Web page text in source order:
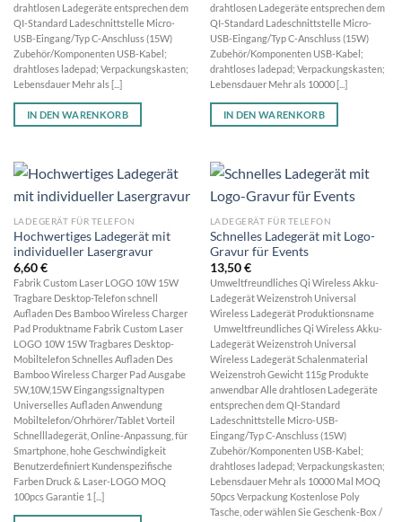
drahtlosen Ladegeräte entsprechen dem
QI-Standard Ladeschnittstelle Micro-
USB-Eingang/Typ C-Anschluss (15W)
Zubehör/Komponenten USB-Kabel;
drahtloses ladepad; Verpackungskasten;
Lebensdauer Mehr als [...]
IN DEN WARENKORB
drahtlosen Ladegeräte entsprechen dem
QI-Standard Ladeschnittstelle Micro-
USB-Eingang/Typ C-Anschluss (15W)
Zubehör/Komponenten USB-Kabel;
drahtloses ladepad; Verpackungskasten;
Lebensdauer Mehr als 10000 [...]
IN DEN WARENKORB
LADEGERÄT FÜR TELEFON
Hochwertiges Ladegerät mit
individueller Lasergravur
6,60€
Fabrik Custom Laser LOGO 10W 15W
Tragbare Desktop-Telefon schnell
Aufladen Des Bamboo Wireless Charger
Pad Produktname Fabrik Custom Laser
LOGO 10W 15W Tragbares Desktop-
Mobiltelefon Schnelles Aufladen Des
Bamboo Wireless Charger Pad Ausgabe
5W,10W,15W Eingangssignaltypen
Universelles Aufladen Anwendung
Mobiltelefon/Ohrhörer/Tablet Vorteil
Schnellladegerät, Online-Anpassung, für
Smartphone, hohe Geschwindigkeit
Benutzerdefiniert Kundenspezifische
Farben Druck & Laser-LOGO MOQ
100pcs Garantie 1 [...]
LADEGERÄT FÜR TELEFON
Schnelles Ladegerät mit Logo-
Gravur für Events
13,50€
Umweltfreundliches Qi Wireless Akku-
Ladegerät Weizenstroh Universal
Wireless Ladegerät Produktionsname
Umweltfreundliches Qi Wireless Akku-
Ladegerät Weizenstroh Universal
Wireless Ladegerät Schalenmaterial
Weizenstroh Gewicht 115g Produkte
anwendbar Alle drahtlosen Ladegeräte
entsprechen dem QI-Standard
Ladeschnittstelle Micro-USB-
Eingang/Typ C-Anschluss (15W)
Zubehör/Komponenten USB-Kabel;
drahtloses ladepad; Verpackungskasten;
Lebensdauer Mehr als 10000 Mal MOQ
50pcs Verpackung Kostenlose Poly
Tasche, oder wählen Sie Geschenk-Box /